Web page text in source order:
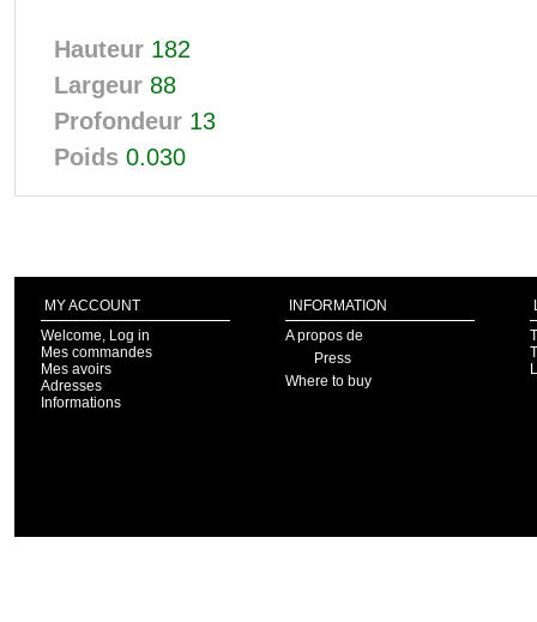
Hauteur 182
Largeur 88
Profondeur 13
Poids 0.030
MY ACCOUNT
Welcome, Log in
Mes commandes
Mes avoirs
Adresses
Informations
INFORMATION
A propos de
Press
Where to buy